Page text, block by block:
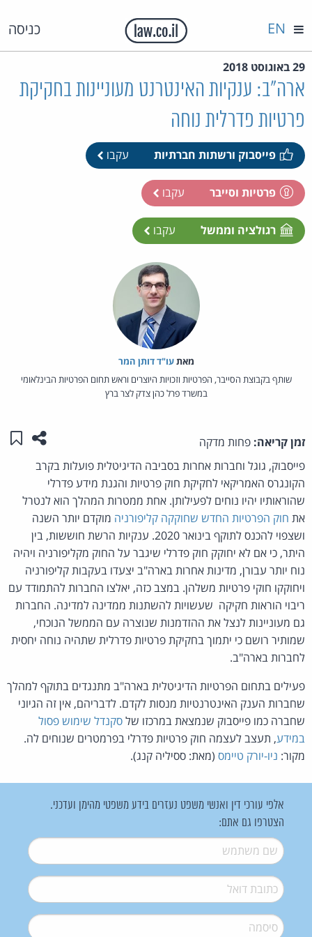
כניסה EN
29 באוגוסט 2018
ארה"ב: ענקיות האינטרנט מעוניינות בחקיקת
פרטיות פדרלית נוחה
פייסבוק ורשתות חברתיות עקבו
פרטיות וסייבר עקבו
רגולציה וממשל עקבו
מאת‏עו"ד דותן המר
שותף בקבוצת הסייבר, הפרטיות וזכויות היוצרים וראש תחום הפרטיות הבינלאומי
במשרד פרל כהן צדק לצר ברץ
זמן קריאה: פחות מדקה שתפו
פייסבוק, גוגל וחברות אחרות בסביבה הדיגיטלית פועלות בקרב
הקונגרס האמריקאי לחקיקת חוק פרטיות והגנת מידע פדרלי
שהוראותיו יהיו נוחים לפעילותן. אחת ממטרות המהלך הוא לנטרל
את חוק הפרטיות החדש שחוקקה קליפורניה מוקדם יותר השנה
ושצפוי להכנס לתוקף בינואר 2020. ענקיות הרשת חוששות, בין
היתר, כי אם לא יחוקק חוק פדרלי שיגבר על החוק מקליפורניה ויהיה
נוח יותר עבורן, מדינות אחרות בארה"ב יצעדו בעקבות קליפורניה
ויחוקקו חוקי פרטיות משלהן. במצב כזה, יאלצו החברות להתמודד עם
ריבוי הוראות חקיקה שעשויות להשתנות ממדינה למדינה. החברות
גם מעוניינות לנצל את ההזדמנות שנוצרה עם הממשל הנוכחי,
שמותיר רושם כי יתמוך בחקיקת פרטיות פדרלית שתהיה נוחה יחסית
לחברות בארה"ב.
פעילים בתחום הפרטיות הדיגיטלית בארה"ב מתנגדים בתוקף למהלך
שחברות הענק האינטרנטיות מנסות לקדם. לדבריהם, אין זה הגיוני
שחברה כמו פייסבוק שנמצאת במרכזו שלסקנדל שימוש פסול
במידע, תעצב לעצמה חוק פרטיות פדרלי בפרמטרים שנוחים לה.
מקור: ניו-יורק טיימס (מאת: ססיליה קנג).
אלפי עורכי דין ואנשי משפט נעזרים בידע משפטי מהימן ועדכני.
הצטרפו גם אתם:
שם משתמש*
דואל*
סיסמה*